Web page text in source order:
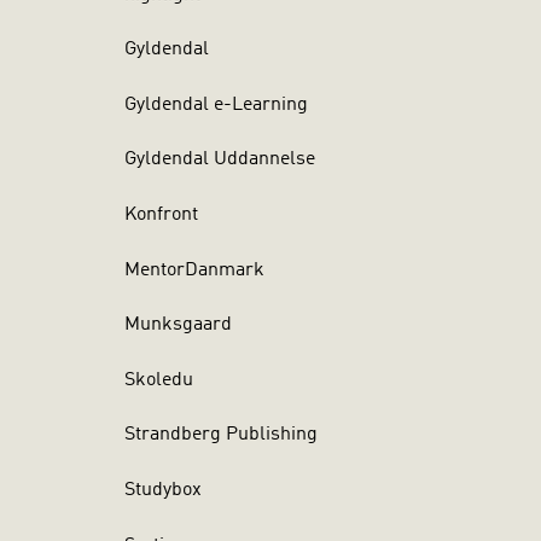
Gyldendal
Gyldendal e-Learning
Gyldendal Uddannelse
Konfront
MentorDanmark
Munksgaard
Skoledu
Strandberg Publishing
Studybox